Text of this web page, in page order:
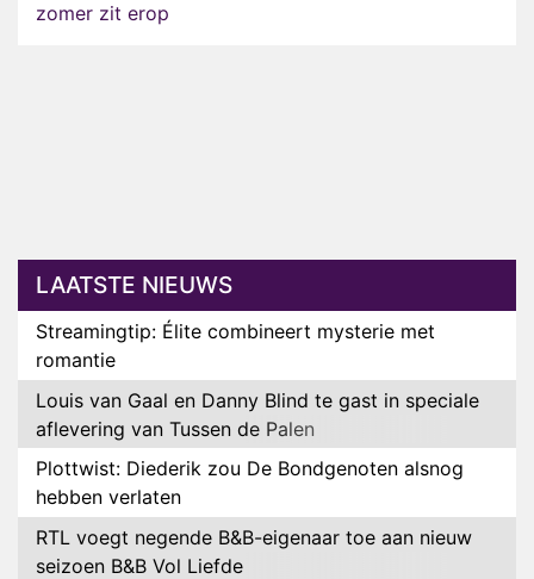
zomer zit erop
LAATSTE NIEUWS
Streamingtip: Élite combineert mysterie met
romantie
Louis van Gaal en Danny Blind te gast in speciale
aflevering van Tussen de Palen
Plottwist: Diederik zou De Bondgenoten alsnog
hebben verlaten
RTL voegt negende B&B-eigenaar toe aan nieuw
seizoen B&B Vol Liefde